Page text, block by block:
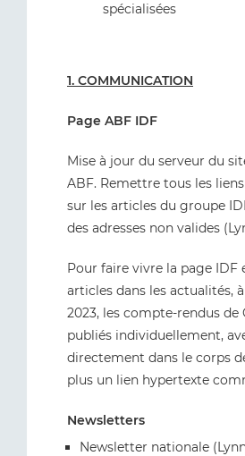
spécialisées
1. COMMUNICATION
Page ABF IDF
Mise à jour du serveur du
ABF. Remettre tous les
sur les articles du groupe
des adresses non valides
Pour faire vivre la page IDF
articles dans les actualités,
2023, les compte-rendus de
publiés individuellement,
directement dans le corps
plus un lien hypertexte
Newsletters
Newsletter nationale